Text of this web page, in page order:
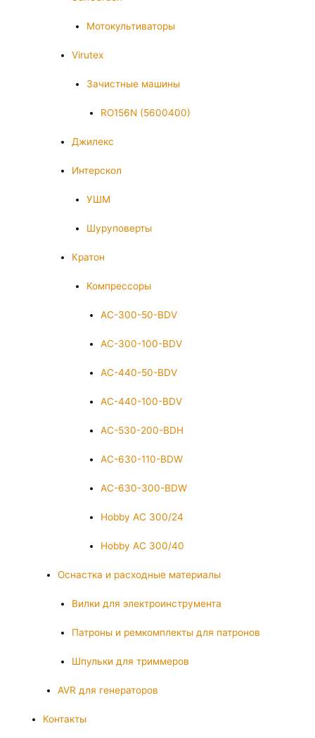
Мотокультиваторы
Virutex
Зачистные машины
RO156N (5600400)
Джилекс
Интерскол
УШМ
Шуруповерты
Кратон
Компрессоры
AC-300-50-BDV
AC-300-100-BDV
AC-440-50-BDV
AC-440-100-BDV
AC-530-200-BDH
AC-630-110-BDW
AC-630-300-BDW
Hobby AC 300/24
Hobby AC 300/40
Оснастка и расходные материалы
Вилки для электроинструмента
Патроны и ремкомплекты для патронов
Шпульки для триммеров
AVR для генераторов
Контакты